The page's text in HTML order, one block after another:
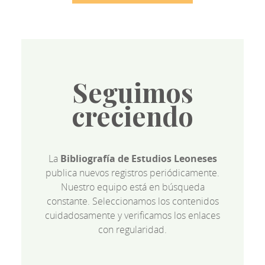
Seguimos
creciendo
La Bibliografía de Estudios Leoneses
publica nuevos registros periódicamente.
Nuestro equipo está en búsqueda
constante. Seleccionamos los contenidos
cuidadosamente y verificamos los enlaces
con regularidad.